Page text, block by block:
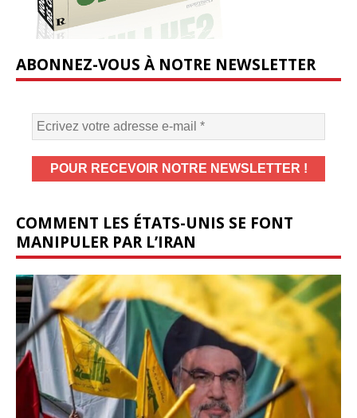
ABONNEZ-VOUS À NOTRE NEWSLETTER
COMMENT LES ÉTATS-UNIS SE FONT
MANIPULER PAR L’IRAN